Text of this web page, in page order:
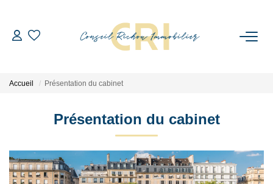
Nos Biens
Accueil Présentation du cabinet
Présentation du cabinet